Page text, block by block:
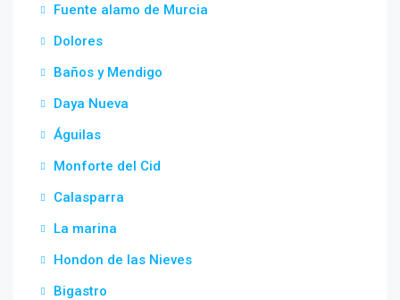
Fuente alamo de Murcia
Dolores
Baños y Mendigo
Daya Nueva
Águilas
Monforte del Cid
Calasparra
La marina
Hondon de las Nieves
Bigastro